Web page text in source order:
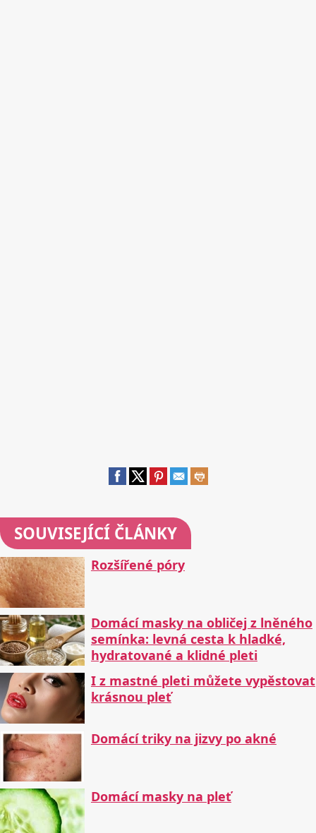
SOUVISEJÍCÍ ČLÁNKY
Rozšířené póry
Domácí masky na obličej z lněného
semínka: levná cesta k hladké,
hydratované a klidné pleti
I z mastné pleti můžete vypěstovat
krásnou pleť
Domácí triky na jizvy po akné
Domácí masky na pleť